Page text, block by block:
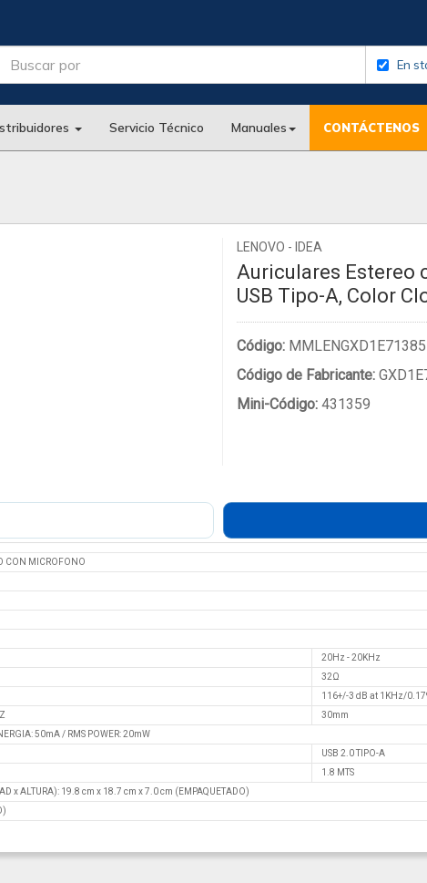
En
Servicio Técnico Manuales CONTÁCTENOS
LENOVO - IDEA
Auriculares Estereo
USB Tipo-A, Color
Código: MMLENGXD1E71385
Código de Fabricante:
Mini-Código: 431359
CON MICROFONO
20Hz - 20KHz
32Ω
116+/-3 dB at 1KHz/
30mm
50mA / RMS POWER: 20mW
USB 2.0 TIPO-A
1.8 MTS
x ALTURA): 19.8 cm x 18.7 cm x 7.0 cm (EMPAQUETADO)